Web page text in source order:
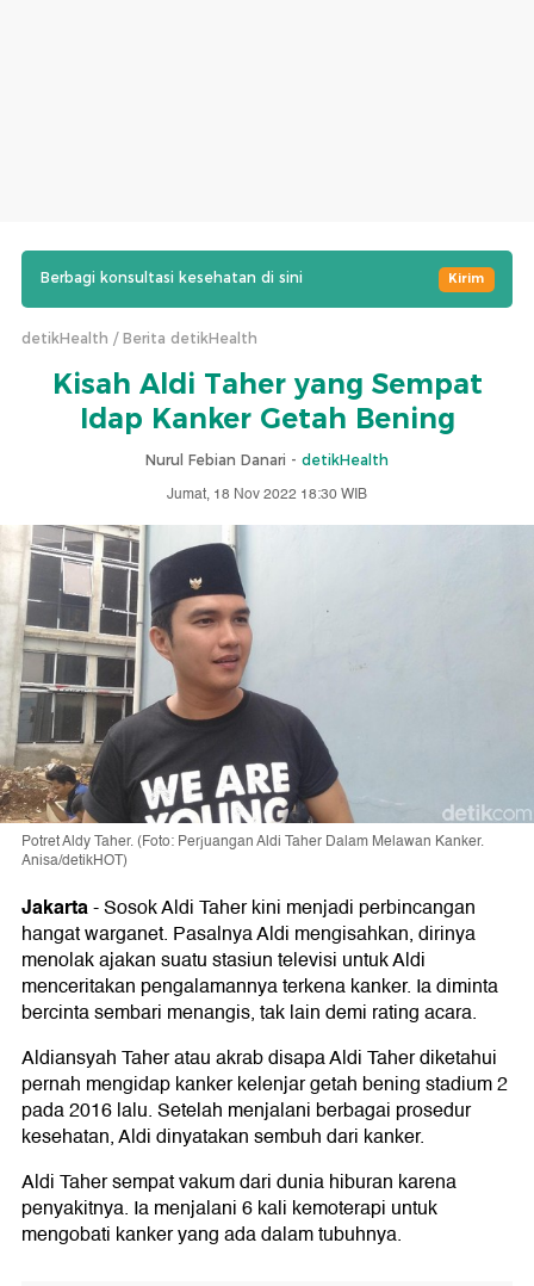
Berbagi konsultasi kesehatan di sini Kirim
detikHealth Berita detikHealth
Kisah Aldi Taher yang Sempat
Idap Kanker Getah Bening
Nurul Febian Danari - detikHealth
Jumat, 18 Nov 2022 18:30 WIB
Potret Aldy Taher. (Foto: Perjuangan Aldi Taher Dalam Melawan Kanker.
Anisa/detikHOT)
Jakarta-Sosok Aldi Taher kini menjadi perbincangan
hangat warganet. Pasalnya Aldi mengisahkan, dirinya
menolak ajakan suatu stasiun televisi untuk Aldi
menceritakan pengalamannya terkena kanker. Ia diminta
bercinta sembari menangis, tak lain demi rating acara.
Aldiansyah Taher atau akrab disapa Aldi Taher diketahui
pernah mengidap kanker kelenjar getah bening stadium 2
pada 2016 lalu. Setelah menjalani berbagai prosedur
kesehatan, Aldi dinyatakan sembuh dari kanker.
Aldi Taher sempat vakum dari dunia hiburan karena
penyakitnya. Ia menjalani 6 kali kemoterapi untuk
mengobati kanker yang ada dalam tubuhnya.